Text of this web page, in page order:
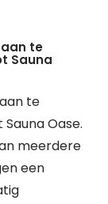
te
Sauna
te
Oase.
meerdere
een